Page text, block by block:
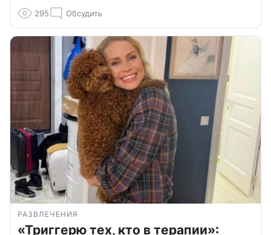
295 Обсудить
РАЗВЛЕЧЕНИЯ
«Триггерю тех, кто в терапии»: